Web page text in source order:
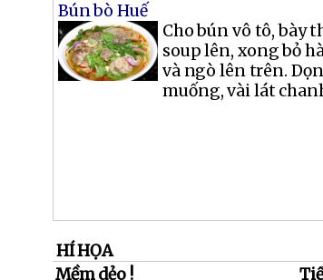
Bún bò Huế
Cho bún vô tô, bày
soup lên, xong bỏ
và ngò lên trên.
muống, vài lát
HÍ HỌA
Mềm dẻo !